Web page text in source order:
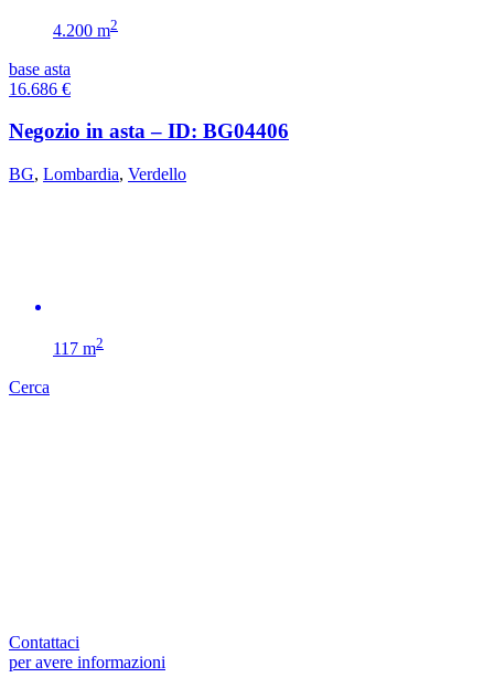
4.200 m2
base asta
16.686 €
Negozio in asta – ID: BG04406
BG, Lombardia, Verdello
117 m2
Cerca
Contattaci
per avere informazioni